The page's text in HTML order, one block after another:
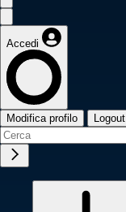
Accedi
Modifica profilo Logout